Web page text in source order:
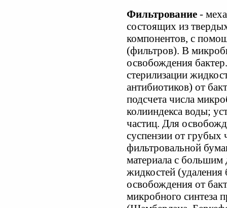
Фильтрование -
состоящих из
компонентов, с
(фильтров). В
освобождения
стерилизации
антибиотиков) от
подсчета числа
колииндекса воды;
частиц. Для
суспензии от грубых
фильтровальной
материала с большим
жидкостей
освобождения от
микробного синтеза